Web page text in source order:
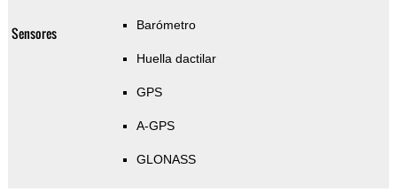
Sensores Barómetro
Huella dactilar
GPS
A-GPS
GLONASS